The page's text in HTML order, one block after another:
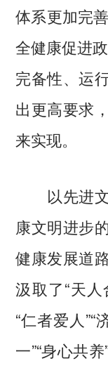
体系更加完
全健康促进
完备性、运
出更高要求
来实现。
以先进文
康文明进步
健康发展道
汲取了“天人
“仁者爱人”“
一”“身心共